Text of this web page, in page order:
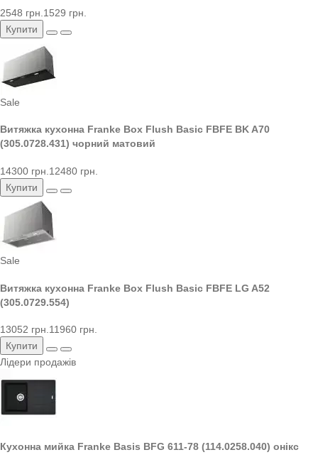
2548 грн. 1529 грн.
Купити
Sale
Витяжка кухонна Franke Box Flush Basic FBFE BK A70
(305.0728.431) чорний матовий
14300 грн. 12480 грн.
Купити
Sale
Витяжка кухонна Franke Box Flush Basic FBFE LG A52
(305.0729.554)
13052 грн.11960 грн.
Купити
Лідери продажів
Кухонна мийка Franke Basis BFG 611-78 (114.0258.040) онікс